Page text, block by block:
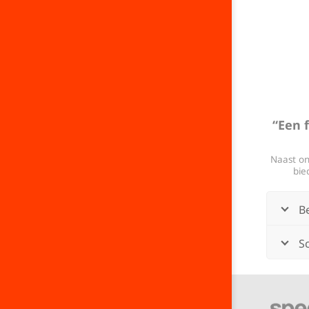
“Een
Naast